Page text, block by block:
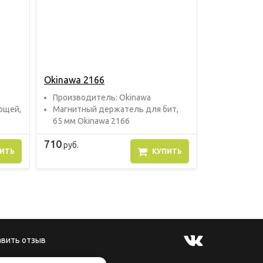
Okinawa 2166
Прoизвoдитель: Okinawa
Магнитный держатель для бит,
65 мм Okinawa 2166
710руб.
КУПИТЬ
отзыв